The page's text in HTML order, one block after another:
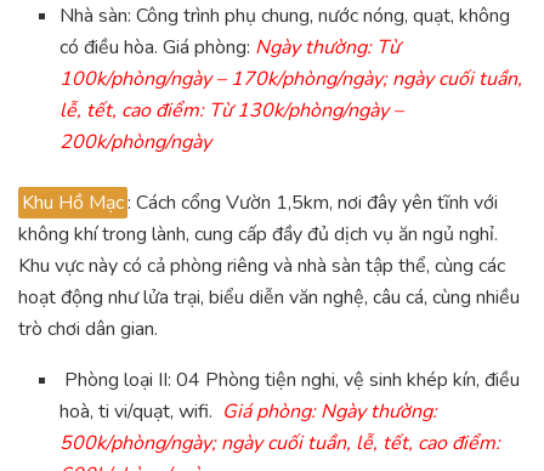
Nhà sàn: Công trình phụ chung, nước nóng, quạt, không
có điều hòa. Giá phòng: Ngày thường: Từ
100k/phòng/ngày – 170k/phòng/ngày; ngày cuối tuần,
lễ, tết, cao điểm: Từ 130k/phòng/ngày –
200k/phòng/ngày
Khu Hồ Mạc: Cách cổng Vườn 1,5km, nơi đây yên tĩnh với
không khí trong lành, cung cấp đầy đủ dịch vụ ăn ngủ nghỉ.
Khu vực này có cả phòng riêng và nhà sàn tập thể, cùng các
hoạt động như lửa trại, biểu diễn văn nghệ, câu cá, cùng nhiều
trò chơi dân gian.
Phòng loại II: 04 Phòng tiện nghi, vệ sinh khép kín, điều
hoà, ti vi/quạt, wifi. Giá phòng: Ngày thường:
500k/phòng/ngày; ngày cuối tuần, lễ, tết, cao điểm: